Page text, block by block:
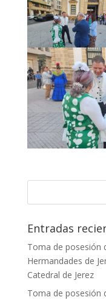
Entradas
Toma de posesión
Hermandades de
Catedral de Jerez
Toma de posesión